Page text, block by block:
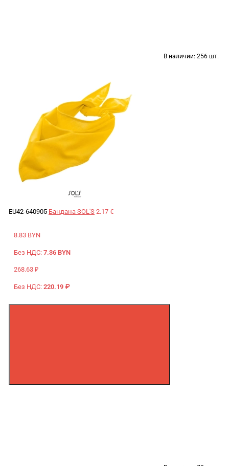
В наличии: 256 шт.
EU42-640905 Бандана SOL'S 2.17 €
8.83 BYN
Без НДС: 7.36 BYN
268.63 ₽
Без НДС: 220.19 ₽